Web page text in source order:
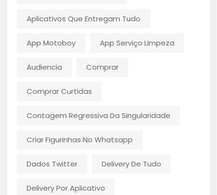
Aplicativos Que Entregam Tudo
App Motoboy App Serviço Limpeza
Audiencia Comprar
Comprar Curtidas
Contagem Regressiva Da Singularidade
Criar Figurinhas No Whatsapp
Dados Twitter Delivery De Tudo
Delivery Por Aplicativo